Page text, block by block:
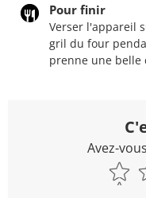
Pour finir
Verser l'appareil
gril du four
prenne une belle
Avez-